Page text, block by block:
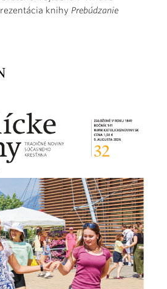
knihy Prebúdzanie